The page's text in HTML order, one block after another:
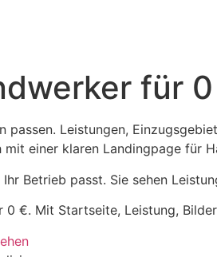
für
passen. Leistungen,
einer klaren Landingpage für
Betrieb passt. Sie sehen
€. Mit Startseite, Leistung,